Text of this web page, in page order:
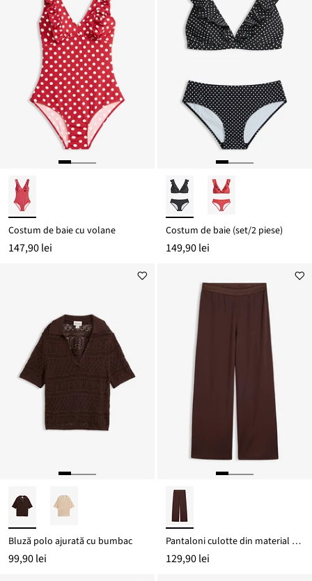
Costum de baie cu volane
147,90 lei
Costum de baie (set/2 piese)
149,90 lei
Bluză polo ajurată cu bumbac
99,90 lei
Pantaloni culotte din material cu viscoză
129,90 lei